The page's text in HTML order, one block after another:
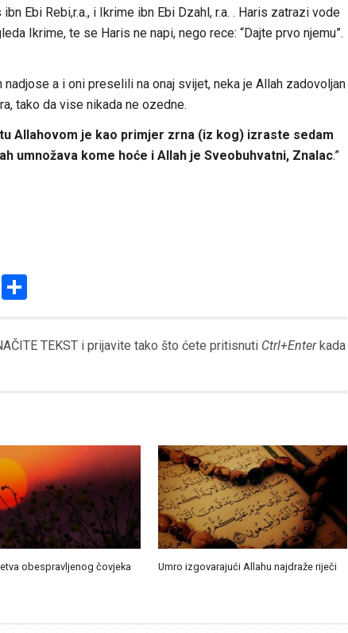
Ebi Rebi,r.a., i Ikrime ibn Ebi Dzahl, r.a. . Haris zatrazi vode
Ikrime, te se Haris ne napi, nego rece: “Dajte prvo njemu”.
a i oni preselili na onaj svijet, neka je Allah zadovoljan
tako da vise nikada ne ozedne.
Allahovom je kao primjer zrna (iz kog) izraste sedam
umnožava kome hoće i Allah je Sveobuhvatni, Znalac.”
Share
TEKST i prijavite tako što ćete pritisnuti Ctrl+Enterkada
obespravljenog čovjeka Umro izgovarajući Allahu najdraže riječi